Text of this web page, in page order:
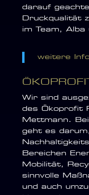
darauf
Druckqualität
im Team, Alba
weitere
Wir sind
des Ökoprofit
Mettmann.
geht es
Bereichen
Mobilität,
sinnvolle
und auch